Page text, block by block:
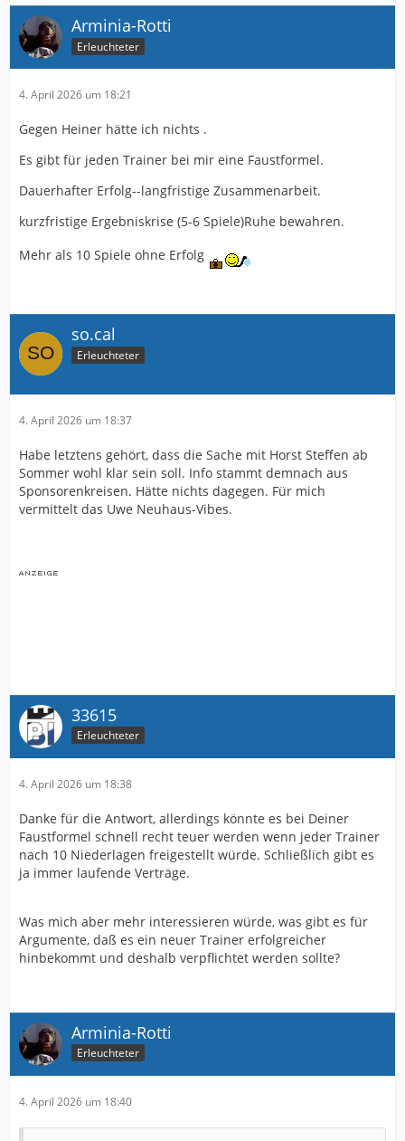
Arminia-Rotti
Erleuchteter
4. April 2026 um 18:21
Gegen Heiner hätte ich nichts .
Es gibt für jeden Trainer bei mir eine Faustformel.
Dauerhafter Erfolg--langfristige Zusammenarbeit.
kurzfristige Ergebniskrise (5-6 Spiele)Ruhe bewahren.
Mehr als 10 Spiele ohne Erfolg
so.cal
Erleuchteter
4. April 2026 um 18:37
Habe letztens gehört, dass die Sache mit Horst Steffen ab
Sommer wohl klar sein soll. Info stammt demnach aus
Sponsorenkreisen. Hätte nichts dagegen. Für mich
vermittelt das Uwe Neuhaus-Vibes.
33615
Erleuchteter
4. April 2026 um 18:38
Danke für die Antwort, allerdings könnte es bei Deiner
Faustformel schnell recht teuer werden wenn jeder Trainer
nach 10 Niederlagen freigestellt würde. Schließlich gibt es
ja immer laufende Verträge.
Was mich aber mehr interessieren würde, was gibt es für
Argumente, daß es ein neuer Trainer erfolgreicher
hinbekommt und deshalb verpflichtet werden sollte?
Arminia-Rotti
Erleuchteter
4. April 2026 um 18:40